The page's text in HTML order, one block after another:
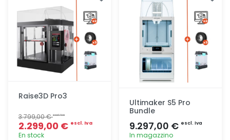
Raise3D Pro3
3.799,00 €escl. Iva
2.299,00 € escl. Iva
En stock
Ultimaker S5 Pro
Bundle
9.297,00 € escl. Iva
In magazzino